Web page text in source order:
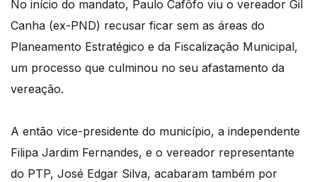
No início do mandato, Paulo Cafôfo viu o vereador Gil
Canha (ex-PND) recusar ficar sem as áreas do
Planeamento Estratégico e da Fiscalização Municipal,
um processo que culminou no seu afastamento da
vereação.
A então vice-presidente do município, a independente
Filipa Jardim Fernandes, e o vereador representante
do PTP, José Edgar Silva, acabaram também por